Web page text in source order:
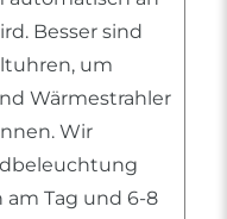
Besser sind
um
Wärmestrahler
Wir
am Tag und 6-8